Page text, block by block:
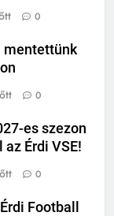
0
mentettünk
0
es szezon
Érdi VSE!
0
Football